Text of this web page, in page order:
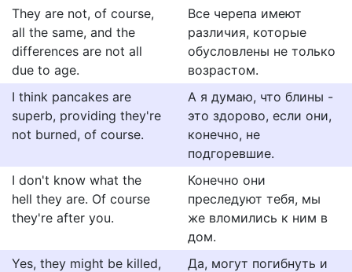
They are not, of course,
all the same, and the
differences are not all
due to age.
Все черепа имеют
различия, которые
обусловлены не только
возрастом.
I think pancakes are
superb, providing they're
not burned, of course.
А я думаю, что блины -
это здорово, если они,
конечно, не
подгоревшие.
I don't know what the
hell they are. Of course
they're after you.
Конечно они
преследуют тебя, мы
же вломились к ним в
дом.
Yes, they might be killed,
Да, могут погибнуть и